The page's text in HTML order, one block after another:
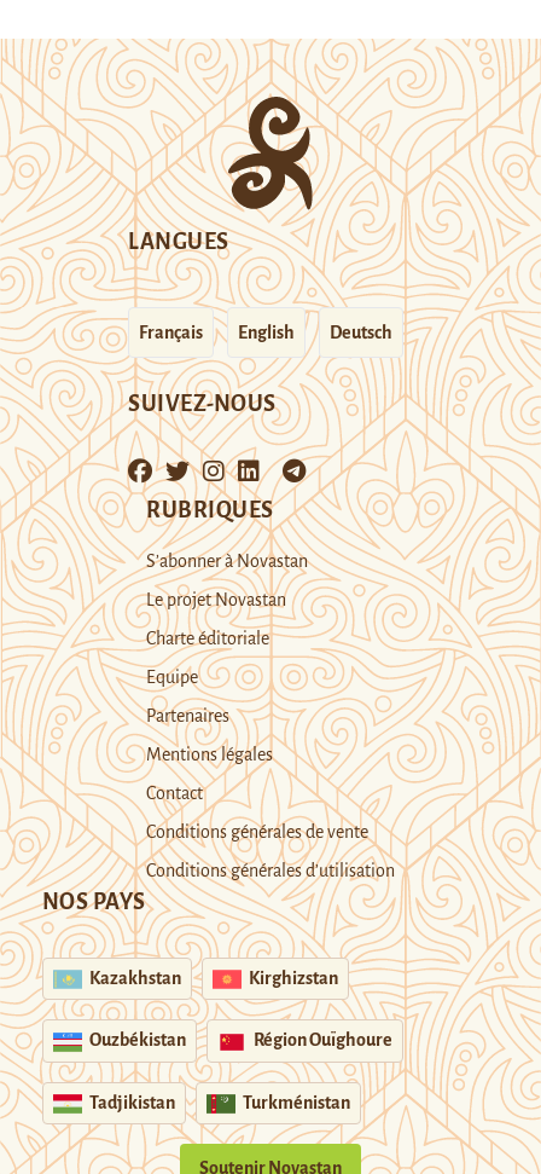
LANGUES
Français English Deutsch
SUIVEZ-NOUS
RUBRIQUES
S’abonner à Novastan
Le projet Novastan
Charte éditoriale
Equipe
Partenaires
Mentions légales
Contact
Conditions générales de vente
Conditions générales d’utilisation
NOS PAYS
Kazakhstan Kirghizstan
Ouzbékistan Région Ouïghoure
Tadjikistan Turkménistan
Soutenir Novastan